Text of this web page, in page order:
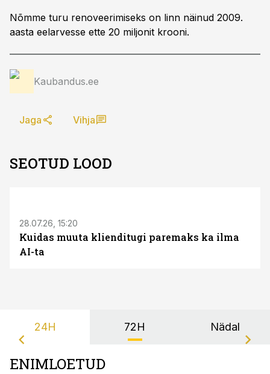
Nõmme turu renoveerimiseks on linn näinud 2009.
aasta eelarvesse ette 20 miljonit krooni.
Kaubandus.ee
Jaga Vihja
SEOTUD LOOD
28.07.26, 15:20
Kuidas muuta klienditugi paremaks ka ilma
AI-ta
24H 72H Nädal
ENIMLOETUD